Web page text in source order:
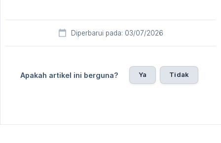
Diperbarui pada: 03/07/2026
Apakah artikel ini berguna? Ya Tidak